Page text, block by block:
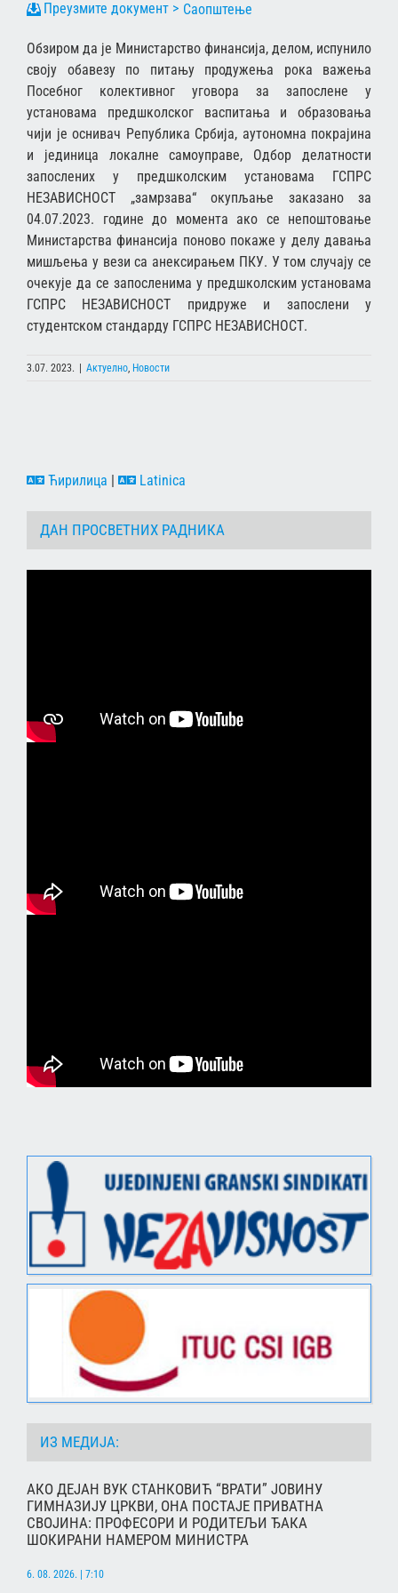
Саопштење
Обзиром да је Министарство финансија, делом, испунило
своју обавезу по питању продужења рока важења
Посебног колективног уговора за запослене у
установама предшколског васпитања и образовања
чији је оснивач Република Србија, аутономна покрајина
и јединица локалне самоуправе, Одбор делатности
запослених у предшколским установама ГСПРС
НЕЗАВИСНОСТ „замрзава“ окупљање заказано за
04.07.2023. године до момента ако се непоштовање
Министарства финансија поново покаже у делу давања
мишљења у вези са анексирањем ПКУ. У том случају се
очекује да се запосленима у предшколским установама
ГСПРС НЕЗАВИСНОСТ придруже и запослени у
студентском стандарду ГСПРС НЕЗАВИСНОСТ.
3.07. 2023. | Актуелно Новости
Ћирилица | Latinica
ДАН ПРОСВЕТНИХ РАДНИКА
ИЗ МЕДИЈА:
АКО ДЕЈАН ВУК СТАНКОВИЋ “ВРАТИ” ЈОВИНУ
ГИМНАЗИЈУ ЦРКВИ, ОНА ПОСТАЈЕ ПРИВАТНА
СВОЈИНА: ПРОФЕСОРИ И РОДИТЕЉИ ЂАКА
ШОКИРАНИ НАМЕРОМ МИНИСТРА
6. 08. 2026. | 7:10